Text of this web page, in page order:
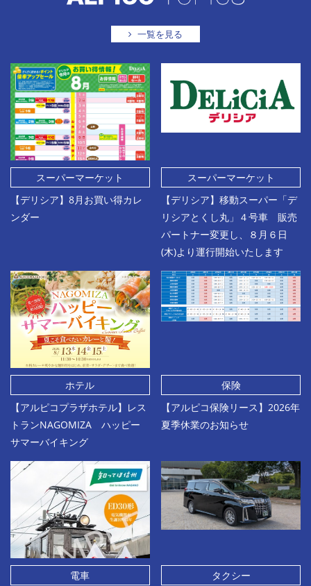
一覧を見る
スーパーマーケット
【デリシア】8月お買い得カレ
ンダー
スーパーマーケット
【デリシア】移動スーパー「デ
リシアとくし丸」４号車 販売
パートナー変更し、８月６日
(木)より運行開始いたします
ホテル
【アルピコプラザホテル】レス
トランNAGOMIZA ハッピー
サマーバイキング
保険
【アルピコ保険リース】2026年
夏季休業のお知らせ
電車
タクシー